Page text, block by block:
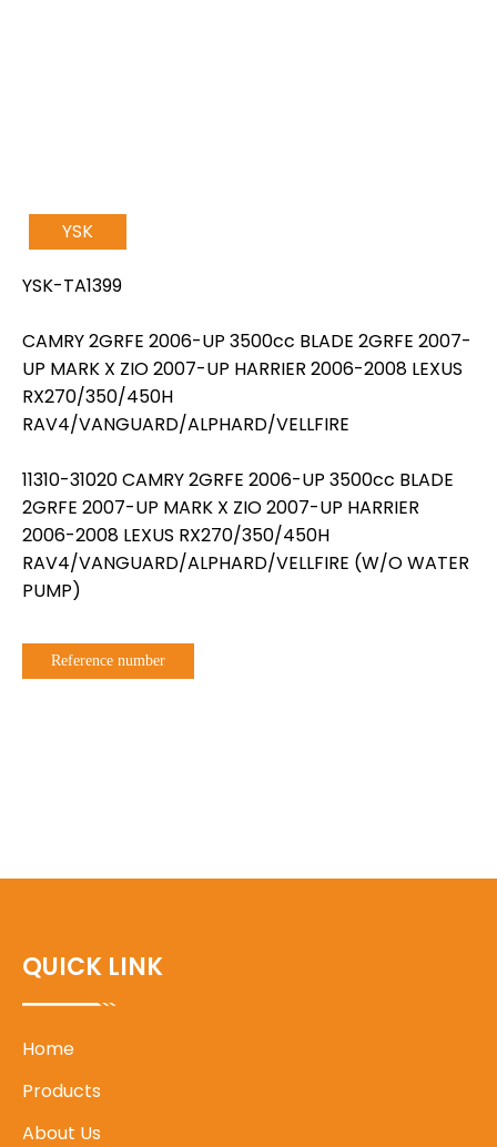
YSK
YSK-TA1399
CAMRY 2GRFE 2006-UP 3500cc BLADE 2GRFE 2007-
UP MARK X ZIO 2007-UP HARRIER 2006-2008 LEXUS
RX270/350/450H
RAV4/VANGUARD/ALPHARD/VELLFIRE
11310-31020 CAMRY 2GRFE 2006-UP 3500cc BLADE
2GRFE 2007-UP MARK X ZIO 2007-UP HARRIER
2006-2008 LEXUS RX270/350/450H
RAV4/VANGUARD/ALPHARD/VELLFIRE (W/O WATER
PUMP)
Reference number
QUICK LINK
Home
Products
About Us